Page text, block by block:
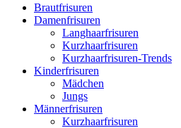
Brautfrisuren
Damenfrisuren
Langhaarfrisuren
Kurzhaarfrisuren
Kurzhaarfrisuren-Trends
Kinderfrisuren
Mädchen
Jungs
Männerfrisuren
Kurzhaarfrisuren